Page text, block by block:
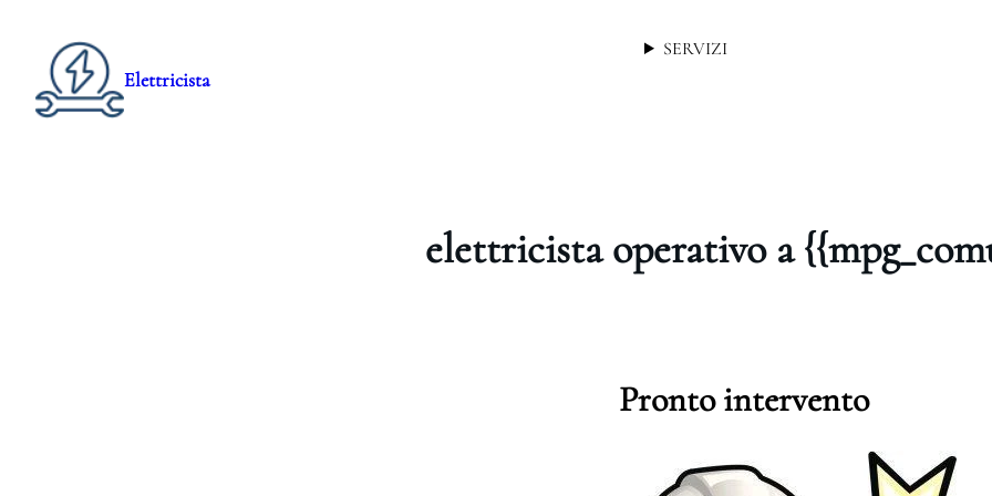
Elettricista
SERVIZI
elettricista operativo a
Pronto intervento